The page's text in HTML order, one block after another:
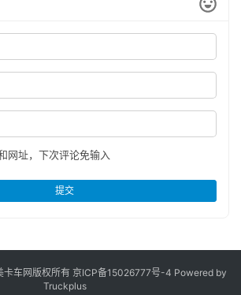
网址，下次评论免输入
提交
车网版权所有 京ICP备15026777号-4 Powered by
Truckplus